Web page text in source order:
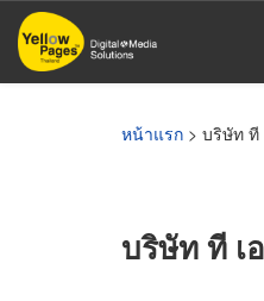
ข้าม
ไป
หน้าแรก > บริษัท ที
บริษัท ที เ